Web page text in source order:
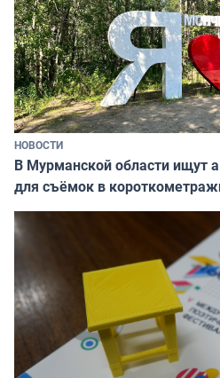
НОВОСТИ
В Мурманской области ищут
для съёмок в